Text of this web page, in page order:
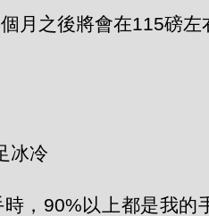
月之後將會在115磅
冰冷
，90%以上都是我的